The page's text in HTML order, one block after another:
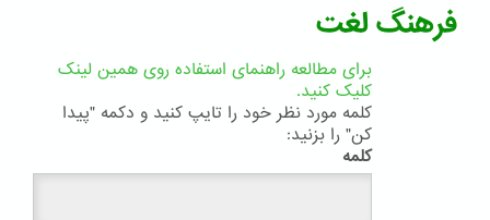
فرهنگ لغت
برای مطالعه راهنمای استفاده روی همین لینک
کلیک کنید.
کلمه مورد نظر خود را تایپ کنید و دکمه "پیدا
کن" را بزنید:
کلمه